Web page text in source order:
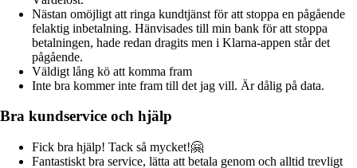
Nästan omöjligt att ringa kundtjänst för att stoppa en pågående
felaktig inbetalning. Hänvisades till min bank för att stoppa
betalningen, hade redan dragits men i Klarna-appen står det
pågående.
Väldigt lång kö att komma fram
Inte bra kommer inte fram till det jag vill. Är dålig på data.
Bra kundservice och hjälp
Fick bra hjälp! Tack så mycket!🤗
Fantastiskt bra service, lätta att betala genom och alltid trevligt